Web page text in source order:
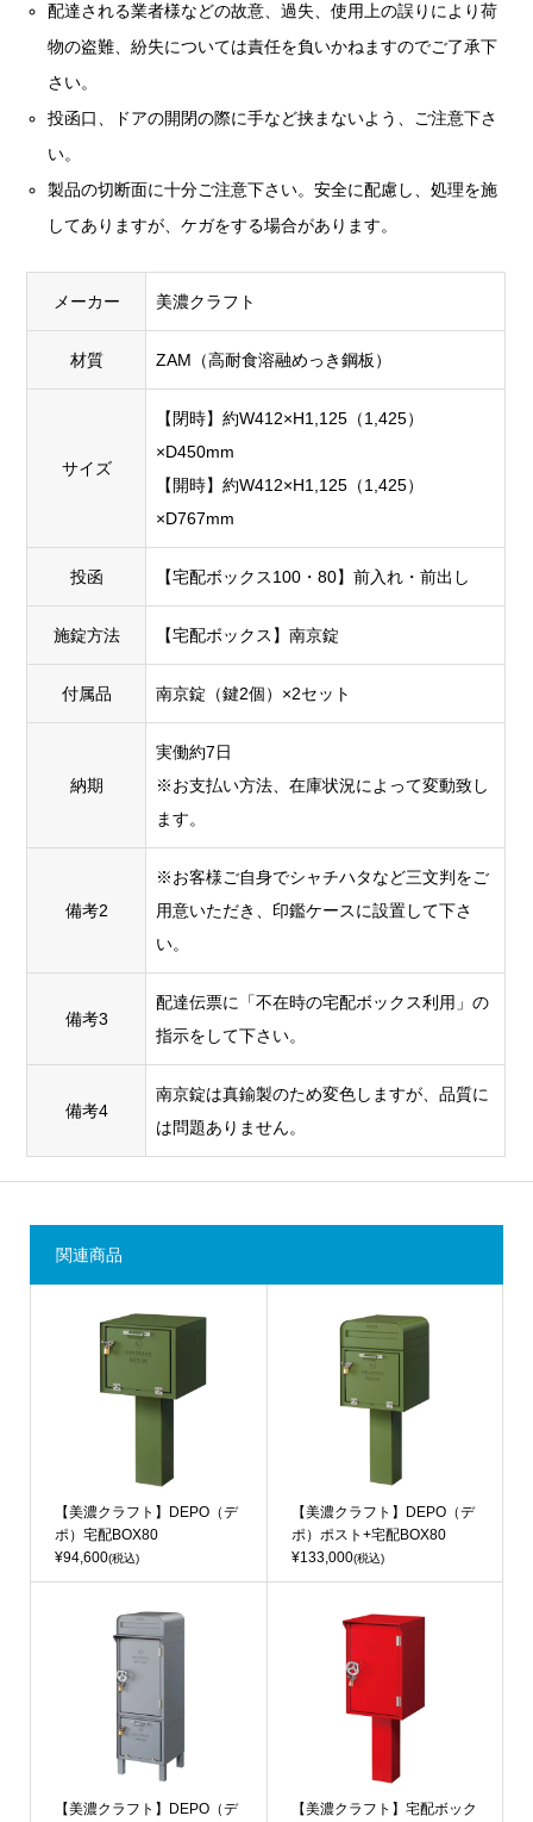
配達される業者様などの故意、過失、使用上の誤りにより荷
物の盗難、紛失については責任を負いかねますのでご了承下
さい。
投函口、ドアの開閉の際に手など挟まないよう、ご注意下さ
い。
製品の切断面に十分ご注意下さい。安全に配慮し、処理を施
してありますが、ケガをする場合があります。
メーカー 美濃クラフト
材質 ZAM（高耐食溶融めっき鋼板）
サイズ
【閉時】約W412×H1,125（1,425）
×D450mm
【開時】約W412×H1,125（1,425）
×D767mm
投函 【宅配ボックス100・80】前入れ・前出し
施錠方法 【宅配ボックス】南京錠
付属品 南京錠（鍵2個）×2セット
納期
実働約7日
※お支払い方法、在庫状況によって変動致し
ます。
備考2
※お客様ご自身でシャチハタなど三文判をご
用意いただき、印鑑ケースに設置して下さ
い。
備考3
配達伝票に「不在時の宅配ボックス利用」の
指示をして下さい。
備考4
南京錠は真鍮製のため変色しますが、品質に
は問題ありません。
関連商品
【美濃クラフト】DEPO（デ
ポ）宅配BOX80
¥94,600(税込)
【美濃クラフト】DEPO（デ
ポ）ポスト+宅配BOX80
¥133,000(税込)
【美濃クラフト】DEPO（デ
【美濃クラフト】宅配ボック